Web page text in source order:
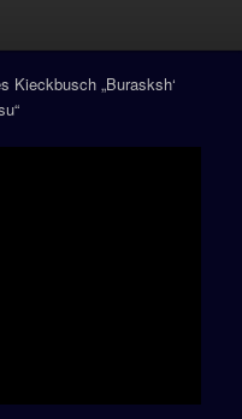
Kieckbusch „Burasksh‘